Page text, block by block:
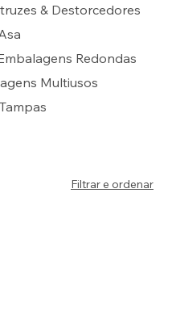
& Destorcedores
Redondas
Multiusos
Tampas
Filtrar e ordenar